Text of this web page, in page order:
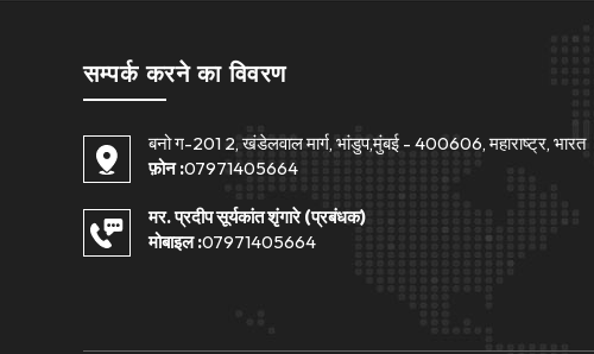
सम्पर्क करने का विवरण
बनो ग-201 2, खंडेलवाल मार्ग, भांडुप,मुंबई - 400606, महाराष्ट्र, भारत
फ़ोन :07971405664
मर. प्रदीप सूर्यकांत शृंगारे(प्रबंधक)
मोबाइल :07971405664